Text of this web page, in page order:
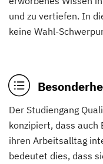
und zu vertiefen. In
keine Wahl-
Der Studiengang
konzipiert, dass
ihren Arbeitsalltag
bedeutet dies, dass